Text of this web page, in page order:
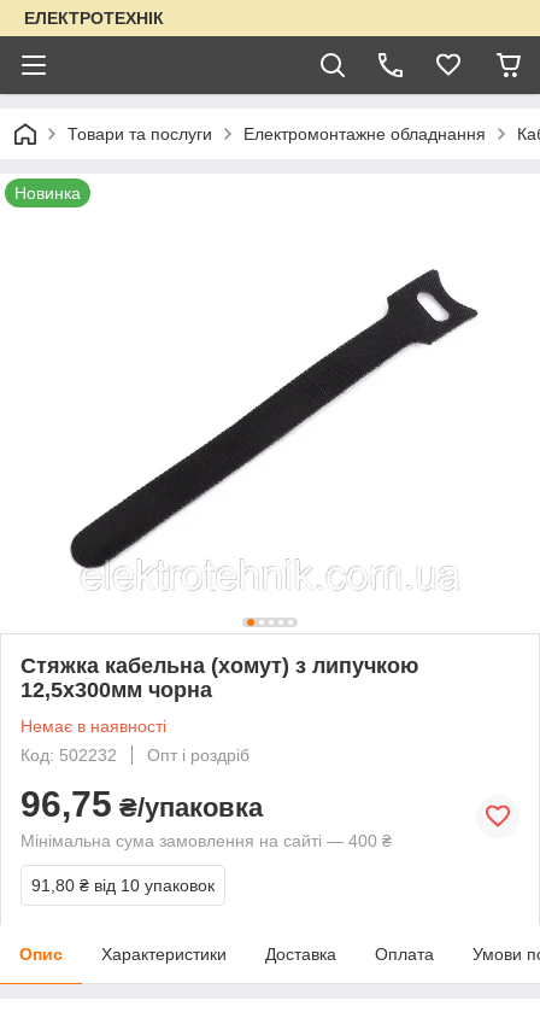
ЕЛЕКТРОТЕХНІК
Товари та послуги Електромонтажне обладнання
Новинка
Стяжка кабельна (хомут) з липучкою
12,5х300мм чорна
Немає в наявності
Код: 502232
Опт і роздріб
96,75 ₴/упаковка
Мінімальна сума замовлення на сайті — 400 ₴
91,80 ₴ від 10 упаковок
Опис Характеристики Доставка Оплата Умови